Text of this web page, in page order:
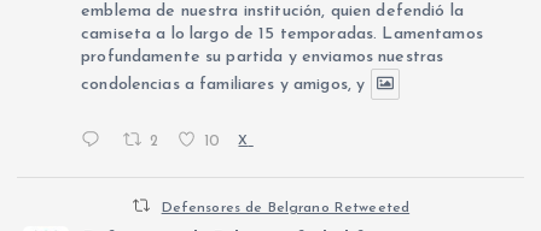
emblema de nuestra institución, quien defendió la
camiseta a lo largo de 15 temporadas. Lamentamos
profundamente su partida y enviamos nuestras
condolencias a familiares y amigos, y
2 10 X
Defensores de Belgrano Retweeted